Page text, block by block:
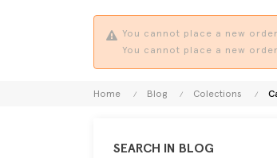
You cannot place a new
You cannot place a new
Home Blog Colections
SEARCH IN BLOG